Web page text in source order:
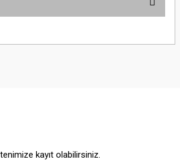
öneri formunu kullanarak tarafımıza
alternatifler olmalı.
kayıt olabilirsiniz.